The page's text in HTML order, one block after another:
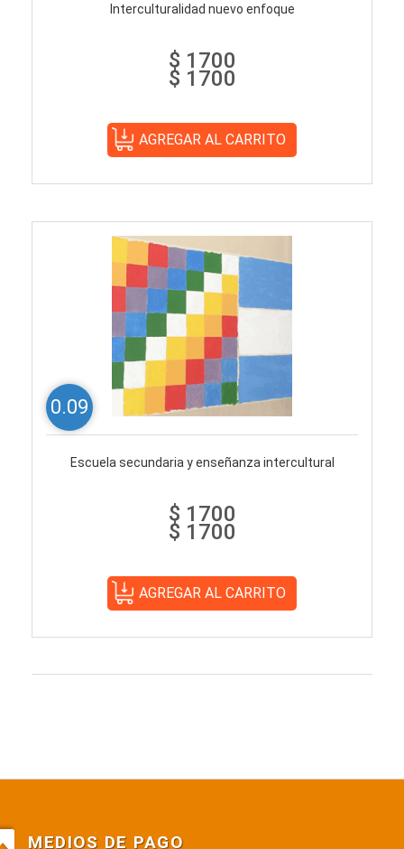
Interculturalidad nuevo enfoque
$ 1700
$ 1700
0.09
Escuela secundaria y enseñanza intercultural
$ 1700
$ 1700
MEDIOS DE PAGO